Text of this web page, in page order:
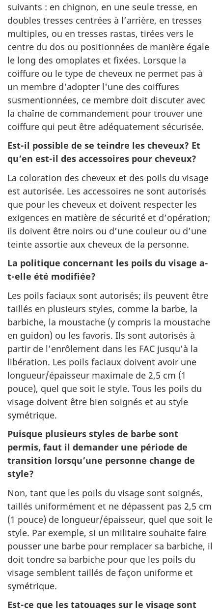
suivants : en chignon, en une seule tresse, en
doubles tresses centrées à l’arrière, en tresses
multiples, ou en tresses rastas, tirées vers le
centre du dos ou positionnées de manière égale
le long des omoplates et fixées. Lorsque la
coiffure ou le type de cheveux ne permet pas à
un membre d'adopter l'une des coiffures
susmentionnées, ce membre doit discuter avec
la chaîne de commandement pour trouver une
coiffure qui peut être adéquatement sécurisée.
Est-il possible de se teindre les cheveux? Et
qu’en est-il des accessoires pour cheveux?
La coloration des cheveux et des poils du visage
est autorisée. Les accessoires ne sont autorisés
que pour les cheveux et doivent respecter les
exigences en matière de sécurité et d’opération;
ils doivent être noirs ou d’une couleur ou d’une
teinte assortie aux cheveux de la personne.
La politique concernant les poils du visage a-
t-elle été modifiée?
Les poils faciaux sont autorisés; ils peuvent être
taillés en plusieurs styles, comme la barbe, la
barbiche, la moustache (y compris la moustache
en guidon) ou les favoris. Ils sont autorisés à
partir de l’enrôlement dans les FAC jusqu’à la
libération. Les poils faciaux doivent avoir une
longueur/épaisseur maximale de 2,5 cm (1
pouce), quel que soit le style. Tous les poils du
visage doivent être bien soignés et au style
symétrique.
Puisque plusieurs styles de barbe sont
permis, faut il demander une période de
transition lorsqu’une personne change de
style?
Non, tant que les poils du visage sont soignés,
taillés uniformément et ne dépassent pas 2,5 cm
(1 pouce) de longueur/épaisseur, quel que soit le
style. Par exemple, si un militaire souhaite faire
pousser une barbe pour remplacer sa barbiche, il
doit tondre sa barbiche pour que les poils du
visage semblent taillés de façon uniforme et
symétrique.
Est-ce que les tatouages sur le visage sont